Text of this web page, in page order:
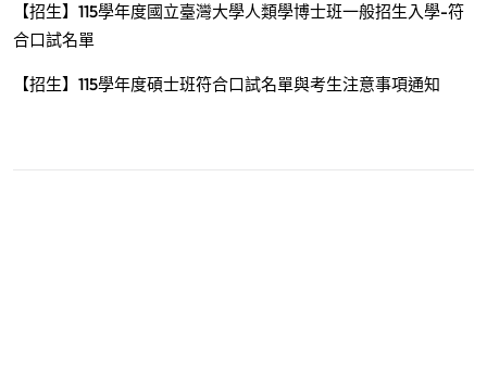
【招生】115學年度國立臺灣大學人類學博士班一般招生入學-符
合口試名單
【招生】115學年度碩士班符合口試名單與考生注意事項通知